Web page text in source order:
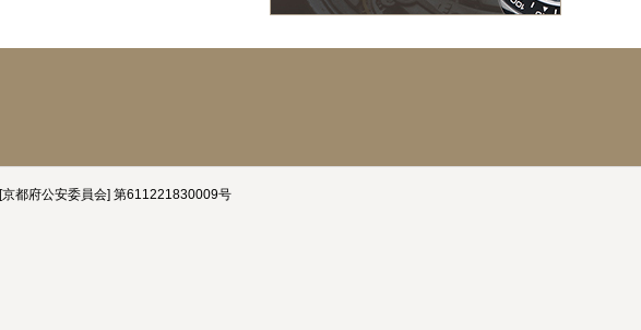
[京都府公安委員会] 第611221830009号